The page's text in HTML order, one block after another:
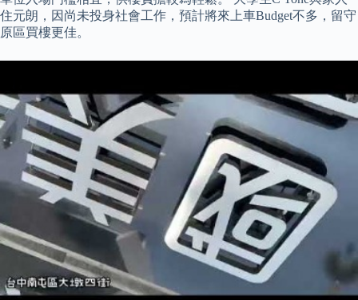
住元朗，因尚未投身社會工作，預計將來上車Budget不多，留守
原區買樓更佳。